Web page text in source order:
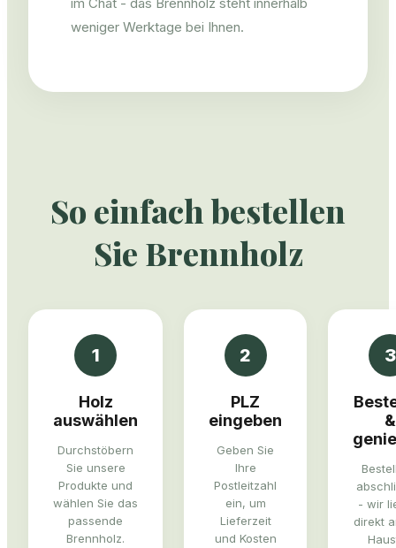
weniger Werktage bei Ihnen.
So einfach bestellen
Sie Brennholz
1
Holz
auswählen
Durchstöbern
Sie unsere
Produkte und
wählen Sie das
passende
Brennholz.
2
PLZ
eingeben
Geben Sie
Ihre
Postleitzahl
ein, um
Lieferzeit
und Kosten
3
&
- wir
direkt